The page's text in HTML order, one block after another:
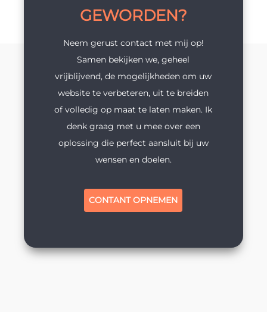
GEWORDEN?
Neem gerust contact met mij op!
Samen bekijken we, geheel
vrijblijvend, de mogelijkheden om uw
website te verbeteren, uit te breiden
of volledig op maat te laten maken. Ik
denk graag met u mee over een
oplossing die perfect aansluit bij uw
wensen en doelen.
CONTANT OPNEMEN